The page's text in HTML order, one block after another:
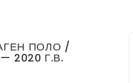
ПОЛО /
— 2020 Г.В.